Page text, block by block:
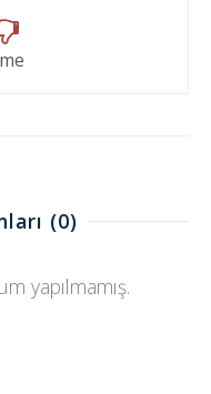
(0)
yapılmamış.